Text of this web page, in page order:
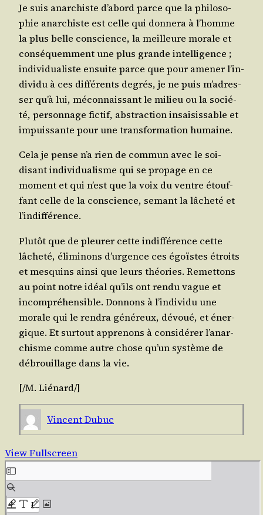
Je suis anar­chiste d’a­bord parce que la phi­lo­so­
phie anar­chiste est celle qui don­ne­ra à l’homme
la plus belle conscience, la meilleure morale et
consé­quem­ment une plus grande intel­li­gence ;
indi­vi­dua­liste ensuite parce que pour ame­ner l’in­
di­vi­du à ces dif­fé­rents degrés, je ne puis m’a­dres­
ser qu’à lui, mécon­nais­sant le milieu ou la socié­
té, per­son­nage fic­tif, abs­trac­tion insai­sis­sable et
impuis­sante pour une trans­for­ma­tion humaine.
Cela je pense n’a rien de com­mun avec le soi-
disant indi­vi­dua­lisme qui se pro­page en ce
moment et qui n’est que la voix du ventre étouf­
fant celle de la conscience, semant la lâche­té et
l’indifférence.
Plu­tôt que de pleu­rer cette indif­fé­rence cette
lâche­té, éli­mi­nons d’ur­gence ces égoïstes étroits
et mes­quins ain­si que leurs théo­ries. Remet­tons
au point notre idéal qu’ils ont ren­du vague et
incom­pré­hen­sible. Don­nons à l’in­di­vi­du une
morale qui le ren­dra géné­reux, dévoué, et éner­
gique. Et sur­tout appre­nons à consi­dé­rer l’a­nar­
chisme comme autre chose qu’un sys­tème de
débrouillage dans la vie.
[/​M. Lié­nard/​]
Vincent Dubuc
View Fullscreen